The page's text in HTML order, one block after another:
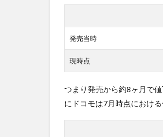
発売当時
現時点
つまり発売から約8ヶ月で
にドコモは7月時点におけ